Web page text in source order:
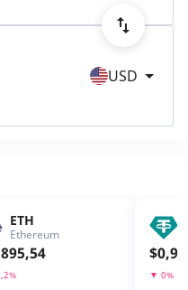
USD
ETH
Ethereum
%
$
▼ 0%